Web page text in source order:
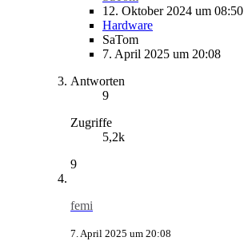
12. Oktober 2024 um 08:50
Hardware
SaTom
7. April 2025 um 20:08
Antworten
9
Zugriffe
5,2k
9
femi
7. April 2025 um 20:08